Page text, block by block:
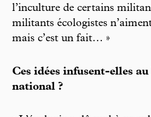
l’inculture de certains
militants écologistes
mais c’est un fait… »
Ces idées infusent-elles
national ?